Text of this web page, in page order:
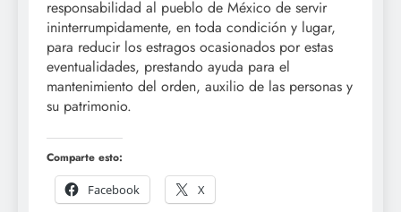
responsabilidad al pueblo de México de servir
ininterrumpidamente, en toda condición y lugar,
para reducir los estragos ocasionados por estas
eventualidades, prestando ayuda para el
mantenimiento del orden, auxilio de las personas y
su patrimonio.
Comparte esto:
Facebook
X